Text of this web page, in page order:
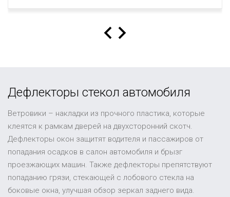
Дефлекторы стекол автомобиля
Ветровики – накладки из прочного пластика, которые
клеятся к рамкам дверей на двухсторонний скотч.
Дефлекторы окон защитят водителя и пассажиров от
попадания осадков в салон автомобиля и брызг
проезжающих машин. Также дефлекторы препятствуют
попаданию грязи, стекающей с лобового стекла на
боковые окна, улучшая обзор зеркал заднего вида.